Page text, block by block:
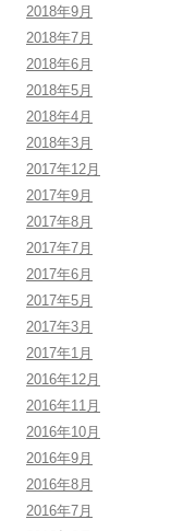
2018年9月
2018年7月
2018年6月
2018年5月
2018年4月
2018年3月
2017年12月
2017年9月
2017年8月
2017年7月
2017年6月
2017年5月
2017年3月
2017年1月
2016年12月
2016年11月
2016年10月
2016年9月
2016年8月
2016年7月